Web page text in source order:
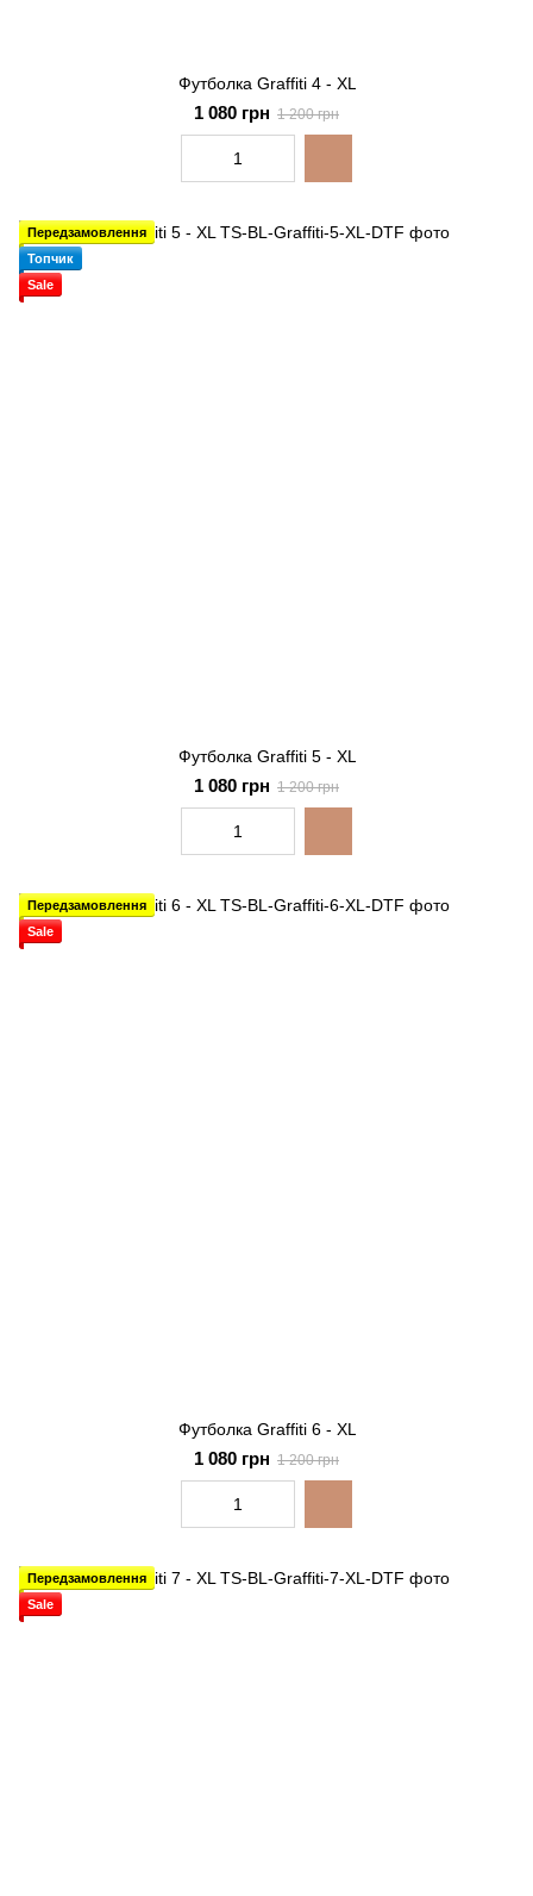
Футболка Graffiti 4 - XL
1 080 грн 1 200 грн
Передзамовлення
Топчик
Sale
Футболка Graffiti 5 - XL
1 080 грн 1 200 грн
Передзамовлення
Sale
Футболка Graffiti 6 - XL
1 080 грн 1 200 грн
Передзамовлення
Sale